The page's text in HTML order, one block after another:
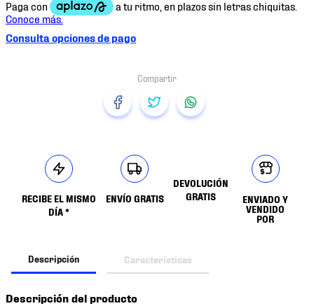
Consulta opciones de pago
RECIBE EL MISMO
DÍA *
ENVÍO GRATIS
DEVOLUCIÓN
GRATIS
ENVIADO Y
VENDIDO
POR
Descripción Características
Descripción del producto